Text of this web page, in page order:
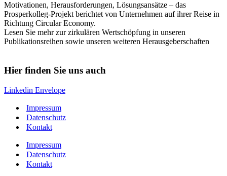
Motivationen, Herausforderungen, Lösungsansätze – das
Prosperkolleg-Projekt berichtet von Unternehmen auf ihrer Reise in
Richtung Circular Economy.
Lesen Sie mehr zur zirkulären Wertschöpfung in unseren
Publikationsreihen sowie unseren weiteren Herausgeberschaften
Hier finden Sie uns auch
Linkedin Envelope
Impressum
Datenschutz
Kontakt
Impressum
Datenschutz
Kontakt